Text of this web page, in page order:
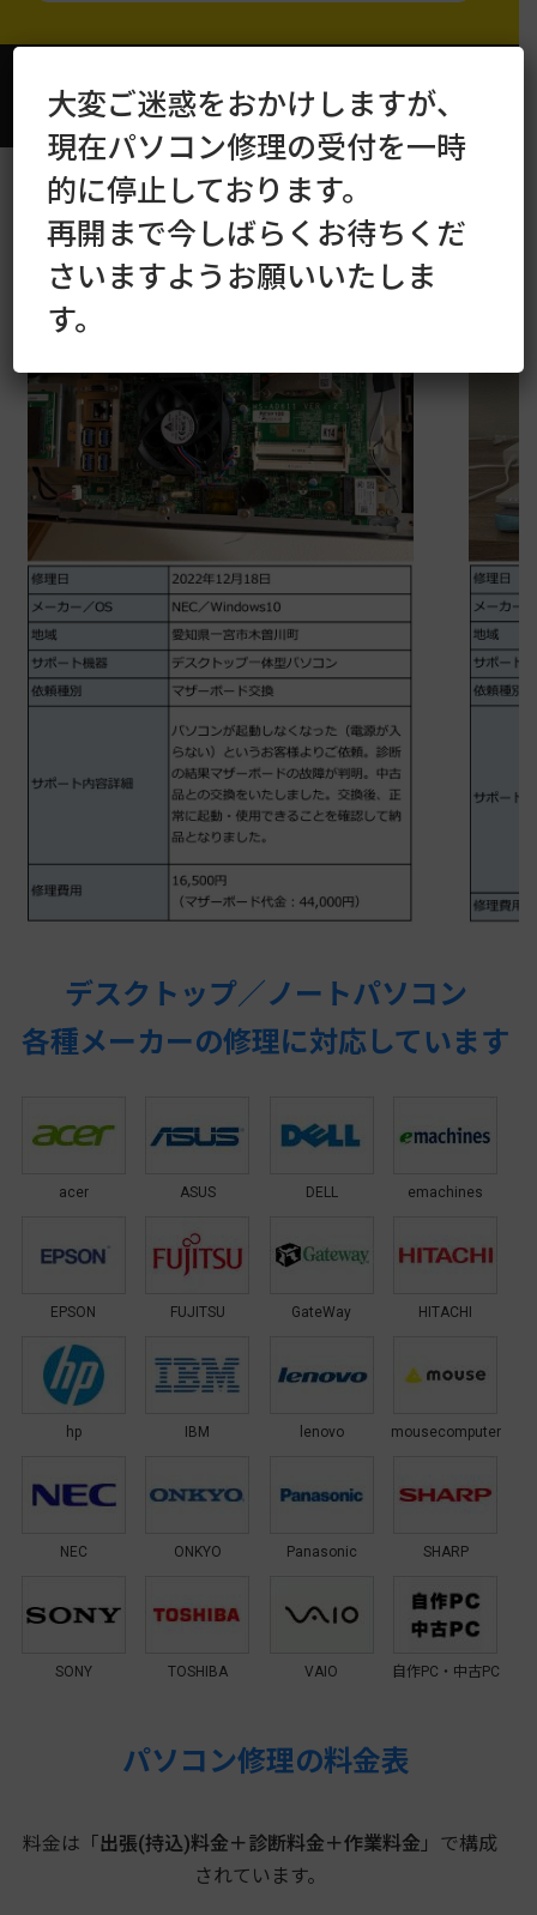
現金／クレジットカード／PayPay／代金引換
かおるやのパソコン修理実績
デスクトップ／ノートパソコン
各種メーカーの修理に対応しています
acer ASUS DELL emachines
EPSON FUJITSU GateWay HITACHI
hp IBM lenovo mousecomputer
NEC ONKYO Panasonic SHARP
SONY TOSHIBA VAIO 自作PC・中古PC
パソコン修理の料金表
料金は「出張(持込)料金＋診断料金＋作業料金 」で構成
されています。
大変ご迷惑をおかけしますが、
現在パソコン修理の受付を一時
的に停止しております。
再開まで今しばらくお待ちくだ
さいますようお願いいたしま
す。